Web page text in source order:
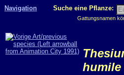
Navigation Suche eine Pflanze:
Gattungsnamen
humile